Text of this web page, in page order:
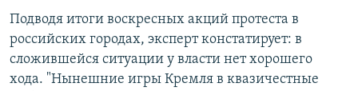
Подводя итоги воскресных акций протеста в
российских городах, эксперт констатирует: в
сложившейся ситуации у власти нет хорошего
хода. "Нынешние игры Кремля в квазичестные